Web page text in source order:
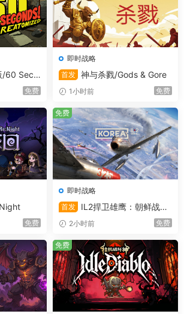
/60 Seco
免费
即时战略
首发 神与杀戮/Gods & Gore
1小时前 免费
免费
即时战略
首发
IL2捍卫雄鹰：朝鲜战争/
Korea. IL-2 Series
2小时前 免费
免费
免费